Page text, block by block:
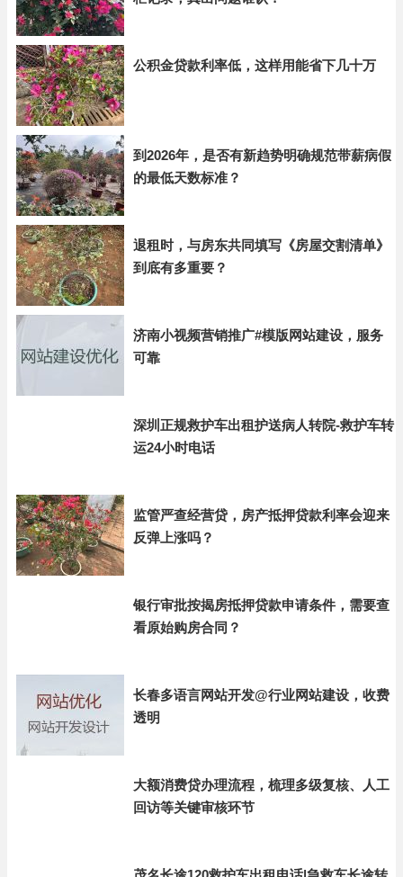
公积金贷款利率低，这样用能省下几十万
到2026年，是否有新趋势明确规范带薪病假
的最低天数标准？
退租时，与房东共同填写《房屋交割清单》
到底有多重要？
济南小视频营销推广#模版网站建设，服务
可靠
深圳正规救护车出租护送病人转院-救护车转
运24小时电话
监管严查经营贷，房产抵押贷款利率会迎来
反弹上涨吗？
银行审批按揭房抵押贷款申请条件，需要查
看原始购房合同？
长春多语言网站开发@行业网站建设，收费
透明
大额消费贷办理流程，梳理多级复核、人工
回访等关键审核环节